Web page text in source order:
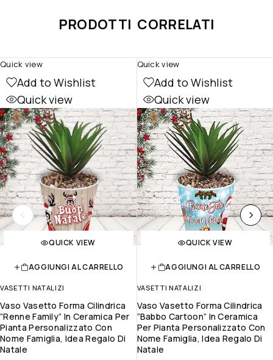
PRODOTTI CORRELATI
Add to Wishlist
Quick view
QUICK VIEW
AGGIUNGI AL CARRELLO
VASETTI NATALIZI
Vaso Vasetto Forma Cilindrica
”Renne Family” In Ceramica Per
Pianta Personalizzato Con
Nome Famiglia, Idea Regalo Di
Natale
Quick view
Add to Wishlist
Quick view
QUICK VIEW
AGGIUNGI AL CARRELLO
VASETTI NATALIZI
Vaso Vasetto Forma Cilindrica
”Babbo Cartoon” In Ceramica
Per Pianta Personalizzato Con
Nome Famiglia, Idea Regalo Di
Natale
Quick view